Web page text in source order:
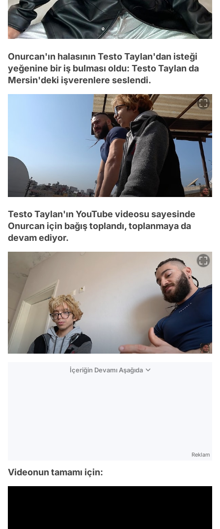
Onurcan'ın halasının Testo Taylan'dan isteği
yeğenine bir iş bulması oldu: Testo Taylan da
Mersin'deki işverenlere seslendi.
Testo Taylan'ın YouTube videosu sayesinde
Onurcan için bağış toplandı, toplanmaya da
devam ediyor.
İçeriğin Devamı Aşağıda
Reklam
Videonun tamamı için: